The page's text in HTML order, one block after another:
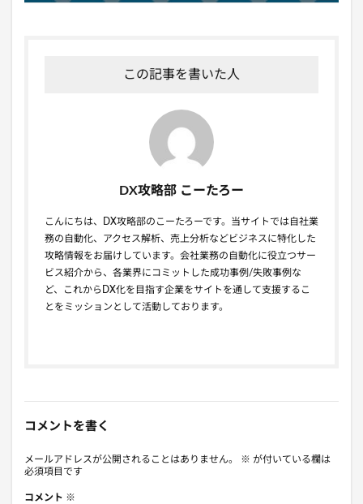
この記事を書いた人
DX攻略部 こーたろー
こんにちは、DX攻略部のこーたろーです。当サイトでは自社業
務の自動化、アクセス解析、売上分析などビジネスに特化した
攻略情報をお届けしています。会社業務の自動化に役立つサー
ビス紹介から、各業界にコミットした成功事例/失敗事例な
ど、これからDX化を目指す企業をサイトを通して支援するこ
とをミッションとして活動しております。
コメントを書く
メールアドレスが公開されることはありません。 ※ が付いている欄は
必須項目です
コメント ※